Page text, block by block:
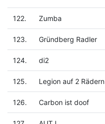
122. Zumba
123. Gründberg Radler
124. di2
125. Legion auf 2 Rädern
126. Carbon ist doof